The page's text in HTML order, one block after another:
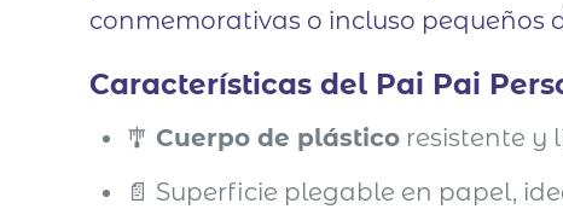
conmemorativas o incluso pequeños
Características del Pai Pai
🎐 Cuerpo de plástico resistente y
📄 Superficie plegable en papel,